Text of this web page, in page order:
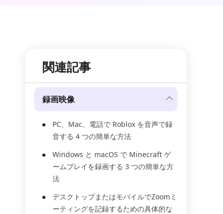
関連記事
録画映像
PC、Mac、電話で Roblox を音声で録
音する 4 つの簡単な方法
Windows と macOS で Minecraft ゲ
ームプレイを録画する 3 つの簡単な方
法
デスクトップまたはモバイルでZoomミ
ーティングを記録するための具体的な